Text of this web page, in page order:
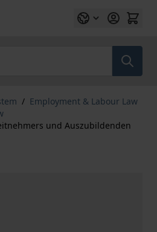
/ Employment & Labour Law
und Auszubildenden